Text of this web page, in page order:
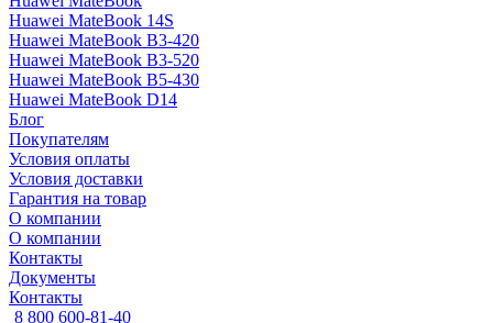
Huawei MateBook 14S
Huawei MateBook B3-420
Huawei MateBook B3-520
Huawei MateBook B5-430
Huawei MateBook D14
Блог
Покупателям
Условия оплаты
Условия доставки
Гарантия на товар
О компании
О компании
Контакты
Документы
Контакты
8 800 600-81-40